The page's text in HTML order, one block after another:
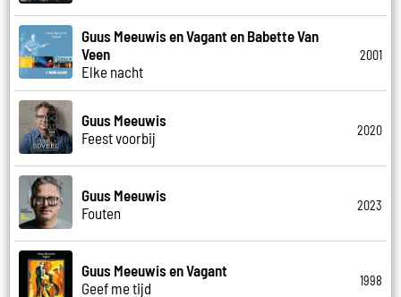
Guus Meeuwis en Vagant en Babette Van
Veen
Elke nacht
2001
Guus Meeuwis
Feest voorbij
2020
Guus Meeuwis
Fouten
2023
Guus Meeuwis en Vagant
Geef me tijd
1998